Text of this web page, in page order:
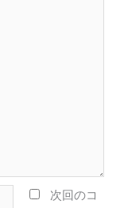
次回のコ